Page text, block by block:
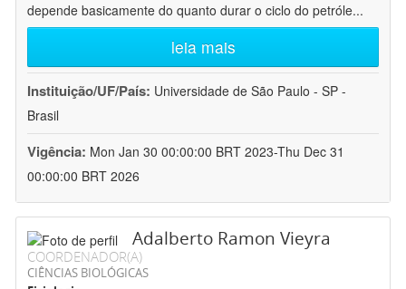
depende basicamente do quanto durar o ciclo do petróle...
leia mais
Instituição/UF/País: Universidade de São Paulo - SP -
Brasil
Vigência: Mon Jan 30 00:00:00 BRT 2023-Thu Dec 31
00:00:00 BRT 2026
Adalberto Ramon Vieyra
COORDENADOR(A)
CIÊNCIAS BIOLÓGICAS